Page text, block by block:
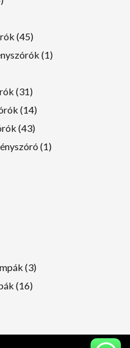
4545
termékek
11
3131
termékek
1414
termékek
4343
termékek
11
33
1616